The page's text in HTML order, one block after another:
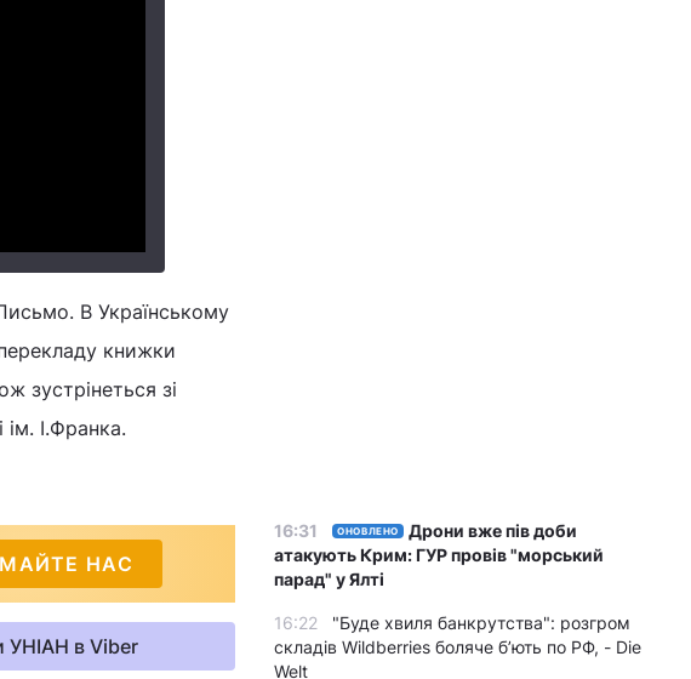
В Українському
книжки
зустрінеться зі
І.Франка.
НАС
УНІАН в Viber
16:31 ОНОВЛЕНО
Дрони вже пів доби
атакують Крим: ГУР провів "морський
парад" у Ялті
16:22
"Буде хвиля банкрутства": розгром
складів Wildberries боляче бʼють по РФ, - Die
Welt